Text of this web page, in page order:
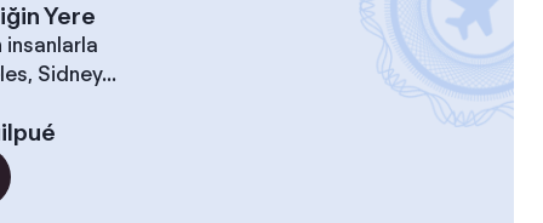
Yere
insanlarla
Sidney...